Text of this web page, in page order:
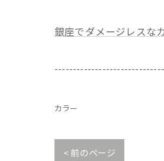
銀座でダメージレスな
カラー
< 前のページ